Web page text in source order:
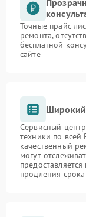
Точные прайс-
ремонта,
бесплатной
сайте
Широкий
Сервисный
техники по всей
качественный
могут
продления